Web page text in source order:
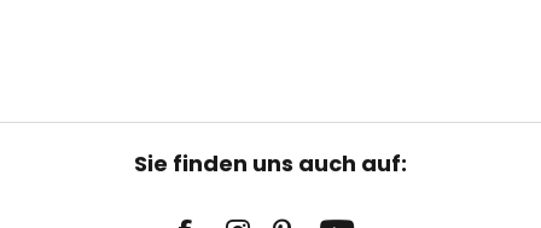
Sie finden uns auch auf: